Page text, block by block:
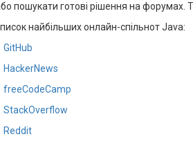
пошукати готові рішення на
найбільших онлайн-спільнот Java:
GitHub
HackerNews
freeCodeCamp
StackOverflow
Reddit